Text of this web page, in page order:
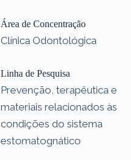
Área de Concentração
Clínica Odontológica
Linha de Pesquisa
Prevenção, terapêutica e
materiais relacionados às
condições do sistema
estomatognático